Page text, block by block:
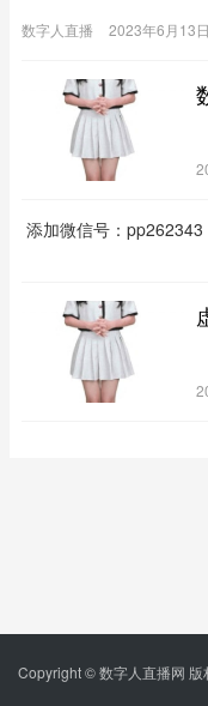
黑客在…
数字人直播 2023年6月13日
添加微信号：
Copyright © 数字人直播网 版